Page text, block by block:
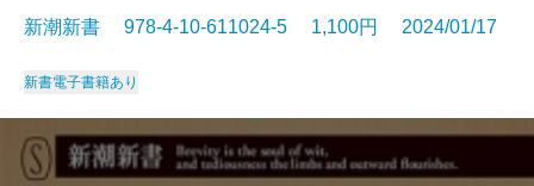
新潮新書 978-4-10-611024-5 1,100円 2024/01/17
新書電子書籍あり